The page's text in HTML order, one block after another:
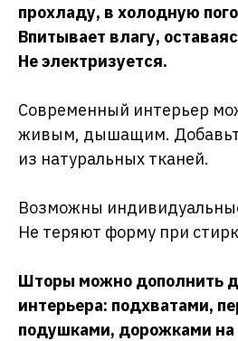
прохладу, в холодную
Впитывает влагу,
Не электризуется.
Современный интерьер
живым, дышащим.
из натуральных тканей.
Возможны
Не теряют форму при
Шторы можно дополнить
интерьера: подхватами,
подушками, дорожками на